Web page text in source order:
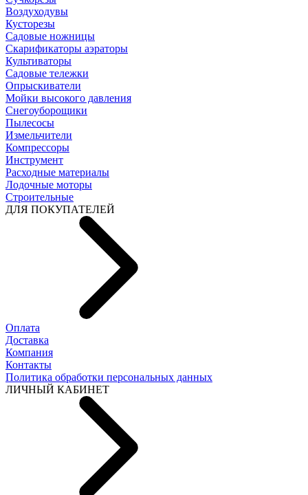
Воздуходувы
Кусторезы
Садовые ножницы
Скарификаторы аэраторы
Культиваторы
Садовые тележки
Опрыскиватели
Мойки высокого давления
Снегоуборощики
Пылесосы
Измельчители
Компрессоры
Инструмент
Расходные материалы
Лодочные моторы
Строительные
ДЛЯ ПОКУПАТЕЛЕЙ
Оплата
Доставка
Компания
Контакты
Политика обработки персональных данных
ЛИЧНЫЙ КАБИНЕТ